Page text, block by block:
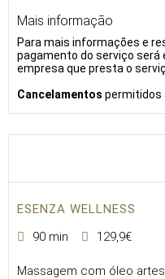
Mais informação
Para mais informações e
pagamento do serviço será
empresa que presta o
Cancelamentos permitidos
ESENZA WELLNESS
90 min
129,9€
Massagem com óleo